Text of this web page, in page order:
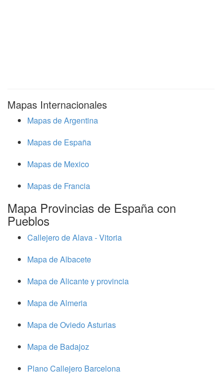
Mapas Internacionales
Mapas de Argentina
Mapas de España
Mapas de Mexico
Mapas de Francia
Mapa Provincias de España con
Pueblos
Callejero de Alava - Vitoria
Mapa de Albacete
Mapa de Alicante y provincia
Mapa de Almeria
Mapa de Oviedo Asturias
Mapa de Badajoz
Plano Callejero Barcelona